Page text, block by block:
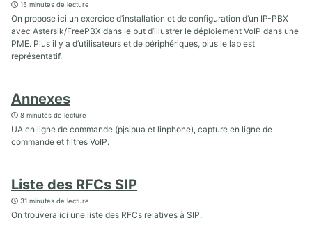
15 minutes de lecture
On propose ici un exercice d’installation et de configuration d’un IP-PBX
avec Astersik/FreePBX dans le but d’illustrer le déploiement VoIP dans une
PME. Plus il y a d’utilisateurs et de périphériques, plus le lab est
représentatif.
Annexes
8 minutes de lecture
UA en ligne de commande (pjsipua et linphone), capture en ligne de
commande et filtres VoIP.
Liste des RFCs SIP
31 minutes de lecture
On trouvera ici une liste des RFCs relatives à SIP.